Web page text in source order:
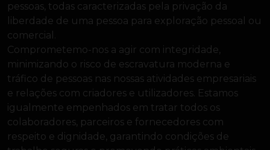
pessoas, todas caracterizadas pela privação da
liberdade de uma pessoa para exploração pessoal ou
comercial.
Comprometemo-nos a agir com integridade,
minimizando o risco de escravatura moderna e
tráfico de pessoas nas nossas atividades empresariais
e relações com criadores e utilizadores. Estamos
igualmente empenhados em tratar todos os
colaboradores, parceiros e fornecedores com
respeito e dignidade, garantindo condições de